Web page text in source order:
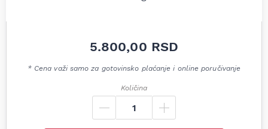
5.800,00 RSD
* Cena važi samo za gotovinsko plaćanje i online poručivanje
Količina